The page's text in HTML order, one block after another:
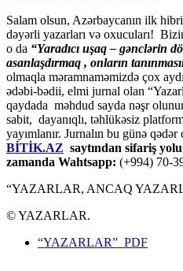
Salam olsun, Azərbaycanın ilk
dəyərli yazarları və oxucuları!
o da “Yaradıcı uşaq – gәnclәrin
asanlaşdırmaq , onların
olmaqla məramnaməmizdə çox
ədəbi-bədii, elmi jurnal olan
qaydada məhdud sayda nəşr
sabit, dayanıqlı, təhlükəsiz
yayımlanır. Jurnalın bu günə
BİTİK.AZ saytından sifariş
zamanda Wahtsapp: (+994) 70-
“YAZARLAR, ANCAQ
© YAZARLAR.
“YAZARLAR” PDF